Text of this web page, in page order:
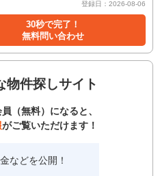
登録日：2026-08-06
30秒で完了！
無料問い合わせ
物件探しサイト
（無料）になると、
がご覧いただけます！
などを公開！